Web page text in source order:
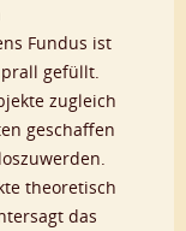
Fundus ist
gefüllt.
zugleich
geschaffen
theoretisch
das